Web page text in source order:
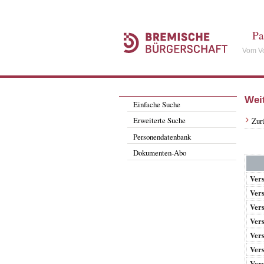
Vom
Einfache Suche
Erweiterte Suche
Personendatenbank
Dokumenten-Abo